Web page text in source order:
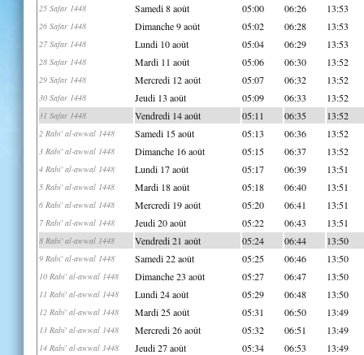
25 Safar 1448 Samedi 8 août 05:00 06:26 13:53
26 Safar 1448 Dimanche 9 août 05:02 06:28 13:53
27 Safar 1448 Lundi 10 août 05:04 06:29 13:53
28 Safar 1448 Mardi 11 août 05:06 06:30 13:52
29 Safar 1448 Mercredi 12 août 05:07 06:32 13:52
30 Safar 1448 Jeudi 13 août 05:09 06:33 13:52
31 Safar 1448 Vendredi 14 août 05:11 06:35 13:52
2 Rabi' al-awwal 1448 Samedi 15 août 05:13 06:36 13:52
3 Rabi' al-awwal 1448 Dimanche 16 août 05:15 06:37 13:52
4 Rabi' al-awwal 1448 Lundi 17 août 05:17 06:39 13:51
5 Rabi' al-awwal 1448 Mardi 18 août 05:18 06:40 13:51
6 Rabi' al-awwal 1448 Mercredi 19 août 05:20 06:41 13:51
7 Rabi' al-awwal 1448 Jeudi 20 août 05:22 06:43 13:51
8 Rabi' al-awwal 1448 Vendredi 21 août 05:24 06:44 13:50
9 Rabi' al-awwal 1448 Samedi 22 août 05:25 06:46 13:50
10 Rabi' al-awwal 1448 Dimanche 23 août 05:27 06:47 13:50
11 Rabi' al-awwal 1448 Lundi 24 août 05:29 06:48 13:50
12 Rabi' al-awwal 1448 Mardi 25 août 05:31 06:50 13:49
13 Rabi' al-awwal 1448 Mercredi 26 août 05:32 06:51 13:49
14 Rabi' al-awwal 1448 Jeudi 27 août 05:34 06:53 13:49